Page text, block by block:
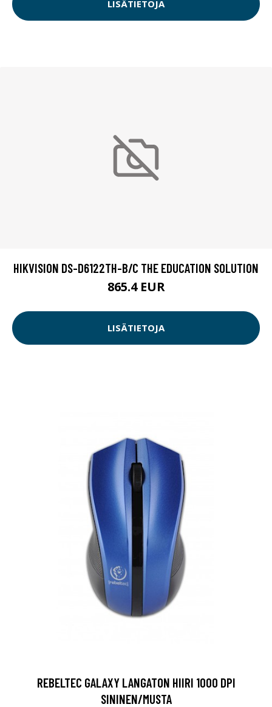
LISÄTIETOJA
HIKVISION DS-D6122TH-B/C THE EDUCATION SOLUTION
865.4 EUR
LISÄTIETOJA
REBELTEC GALAXY LANGATON HIIRI 1000 DPI
SININEN/MUSTA